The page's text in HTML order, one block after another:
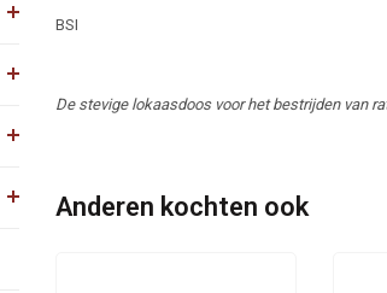
BSI
De stevige lokaasdoos voor het bestrijden van
Anderen kochten ook